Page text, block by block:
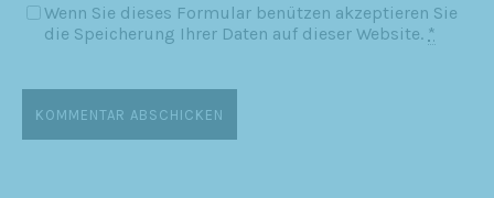
Wenn Sie dieses Formular benützen akzeptieren Sie
die Speicherung Ihrer Daten auf dieser Website. *